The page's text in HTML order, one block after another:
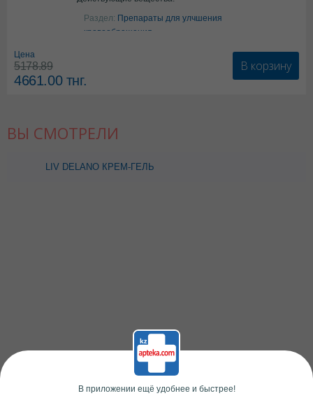
Аргинин
Раздел: Препараты для улчшения
кровообращения
Цена
5178.89
4661.00тнг.
В корзину
ВЫ СМОТРЕЛИ
LIV DELANO КРЕМ-ГЕЛЬ
В приложении ещё удобнее и быстрее!